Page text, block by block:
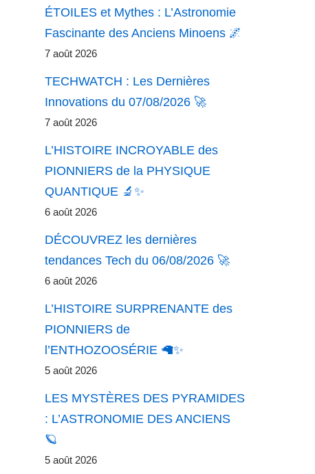
ÉTOILES et Mythes : L’Astronomie
Fascinante des Anciens Minoens 🌌
7 août 2026
TECHWATCH : Les Dernières
Innovations du 07/08/2026 🚀
7 août 2026
L’HISTOIRE INCROYABLE des
PIONNIERS de la PHYSIQUE
QUANTIQUE 🔬✨
6 août 2026
DÉCOUVREZ les dernières
tendances Tech du 06/08/2026 🚀
6 août 2026
L’HISTOIRE SURPRENANTE des
PIONNIERS de
l’ENTHOZOOSÉRIE 🦙✨
5 août 2026
LES MYSTÈRES DES PYRAMIDES
: L’ASTRONOMIE DES ANCIENS
🪐
5 août 2026